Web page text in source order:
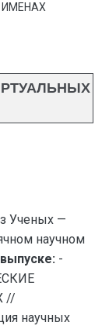
ИМЕНАХ
Ученых —
научном
-
//
научных